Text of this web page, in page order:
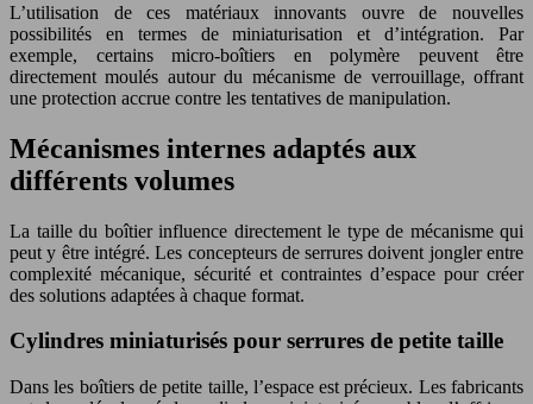
L’utilisation de ces matériaux innovants ouvre de nouvelles
possibilités en termes de miniaturisation et d’intégration. Par
exemple, certains micro-boîtiers en polymère peuvent être
directement moulés autour du mécanisme de verrouillage, offrant
une protection accrue contre les tentatives de manipulation.
Mécanismes internes adaptés aux
différents volumes
La taille du boîtier influence directement le type de mécanisme qui
peut y être intégré. Les concepteurs de serrures doivent jongler entre
complexité mécanique, sécurité et contraintes d’espace pour créer
des solutions adaptées à chaque format.
Cylindres miniaturisés pour serrures de petite taille
Dans les boîtiers de petite taille, l’espace est précieux. Les fabricants